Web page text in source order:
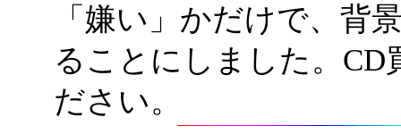
「嫌い」かだけで、背
ることにしました。
ださい。